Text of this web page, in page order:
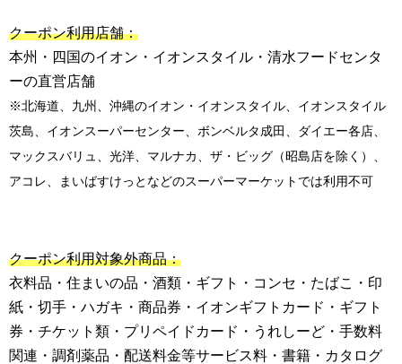
クーポン利用店舗：
本州・四国のイオン・イオンスタイル・清⽔フードセンタ
ーの直営店舗
※北海道、九州、沖縄のイオン・イオンスタイル、イオンスタイル
茨島、イオンスーパーセンター、ボンベルタ成田、ダイエー各店、
マックスバリュ、光洋、マルナカ、ザ・ビッグ（昭島店を除く）、
アコレ、まいばすけっとなどのスーパーマーケットでは利用不可
クーポン利用対象外商品：
衣料品・住まいの品・酒類・ギフト・コンセ・たばこ・印
紙・切手・ハガキ・商品券・イオンギフトカード・ギフト
券・チケット類・プリペイドカード・うれしーど・手数料
関連・調剤薬品・配送料金等サービス料・書籍・カタログ